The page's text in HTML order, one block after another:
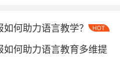
在脑海中构建气团移动
认知过程有效锻炼了学
合哈佛大学心理学教授
多元智能理论。实践案
完成天气图表绘制与播报
何助力语言教学？ HOT
如何助力语言教育多维提